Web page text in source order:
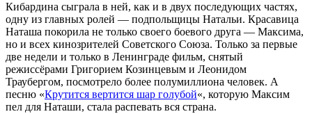
Кибардина сыграла в ней, как и в двух последующих частях,
одну из главных ролей — подпольщицы Натальи. Красавица
Наташа покорила не только своего боевого друга — Максима,
но и всех кинозрителей Советского Союза. Только за первые
две недели и только в Ленинграде фильм, снятый
режиссёрами Григорием Козинцевым и Леонидом
Траубергом, посмотрело более полумиллиона человек. А
песню «Крутится вертится шар голубой«, которую Максим
пел для Наташи, стала распевать вся страна.